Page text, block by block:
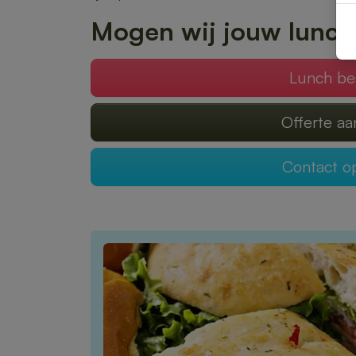
Mogen wij jouw
Lunch
Offerte
Contact